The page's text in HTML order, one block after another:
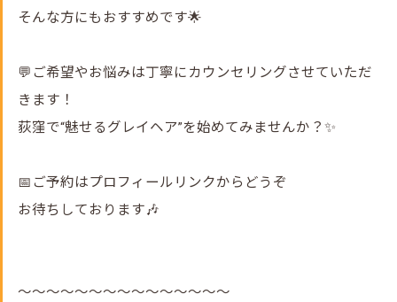
そんな方にもおすすめです🌟
💬ご希望やお悩みは丁寧にカウンセリングさせていただ
きます！
荻窪で“魅せるグレイヘア”を始めてみませんか？✨
📅ご予約はプロフィールリンクからどうぞ
お待ちしております🎶
～～～～～～～～～～～～～～～